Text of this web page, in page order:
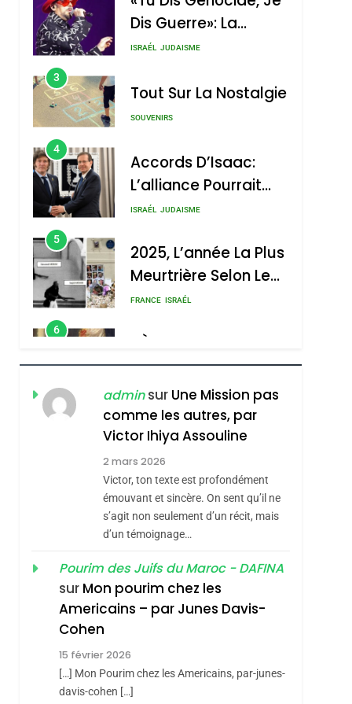
Dis Guerre»: La
Nouvelle Chanson De
ISRAÉL JUDAISME
3
Tout Sur La Nostalgie
SOUVENIRS
4
Accords D’Isaac:
L’alliance Pourrait
S’étendre À 13 Pays
ISRAÉL JUDAISME
5
2025, L’année La Plus
Meurtrière Selon Le
Rapport D’ADL
FRANCE ISRAÉL
6
FIÈRE, DIGNE ET
RÉSILIENTE :
POURQUOI JE
REVENDIQUE MA
JUDAÏTE Par Thérèse
Zrihen-Dvir
ISRAÉL JUDAISME
CE QUI NOUS
MANQUE – Jacques
Hadida
JUDAISME
Maroc : Les Amandes
De Tafraout, Le Miel
De Tadla Azilal
Consacrés Produits
Du Terroir
DAFINA MAROC
Oeil Ravageur –
2
adminsur Une Mission pas
comme les autres, par
Victor Ihiya Assouline
2 mars 2026
Victor, ton texte est profondément
émouvant et sincère. On sent qu’il ne
s’agit non seulement d’un récit, mais
d’un témoignage…
Pourim des Juifs du Maroc - DAFINA
sur Mon pourim chez les
Americains – par Junes Davis-
Cohen
15 février 2026
[…] Mon Pourim chez les Americains, par-junes-
davis-cohen […]